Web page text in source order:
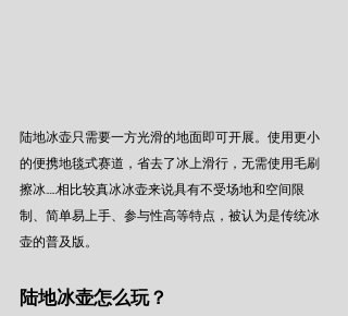
陆地冰壶只需要一方光滑的地面即可开展。使用更小
的便携地毯式赛道，省去了冰上滑行，无需使用毛刷
擦冰……相比较真冰冰壶来说具有不受场地和空间限
制、简单易上手、参与性高等特点，被认为是传统冰
壶的普及版。
陆地冰壶怎么玩？